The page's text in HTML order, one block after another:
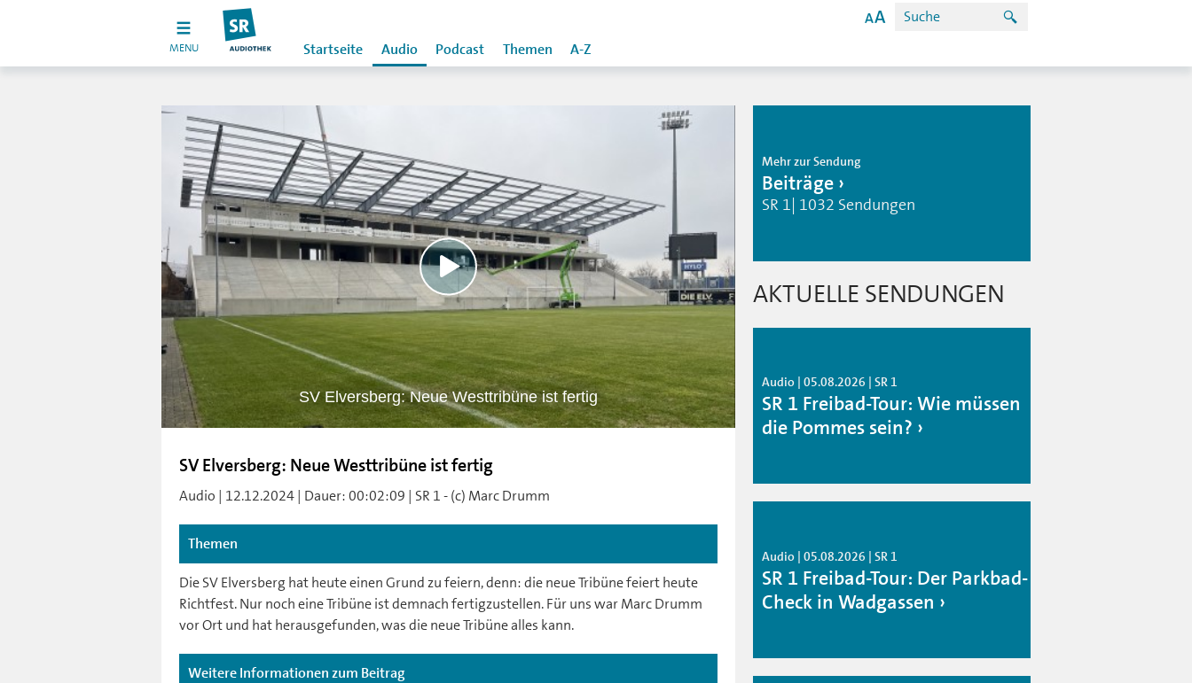
MENU Startseite Audio Podcast Themen A-Z
SV Elversberg: Neue Westtribüne ist fertig
SV Elversberg: Neue Westtribüne ist fertig
Audio | 12.12.2024 | Dauer: 00:02:09 | SR 1 - (c) Marc Drumm
Themen
Die SV Elversberg hat heute einen Grund zu feiern, denn: die neue Tribüne feiert heute
Richtfest. Nur noch eine Tribüne ist demnach fertigzustellen. Für uns war Marc Drumm
vor Ort und hat herausgefunden, was die neue Tribüne alles kann.
Weitere Informationen zum Beitrag
Mehr zur Sendung
Beiträge
SR 1| 1032 Sendungen
AKTUELLE SENDUNGEN
Audio | 05.08.2026 | SR 1
SR 1 Freibad-Tour: Wie müssen
die Pommes sein?
Audio | 05.08.2026 | SR 1
SR 1 Freibad-Tour: Der Parkbad-
Check in Wadgassen